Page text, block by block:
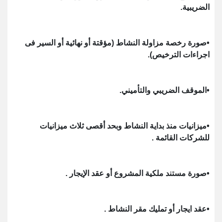
الضريبية.
•صورة رخصة مزاولة النشاط (مؤقتة أو نهائية أو السير فى
اجراءات الترخيص).
•الموقف الضريبي والتأميني.
•ميزانيات منذ بداية النشاط وبحد أقصى ثلاث ميزانيات
للشركات القائمة .
•صورة مستند ملكية المشروع أو عقد الإيجار .
•عقد ايجار أو تمليك مقر النشاط .